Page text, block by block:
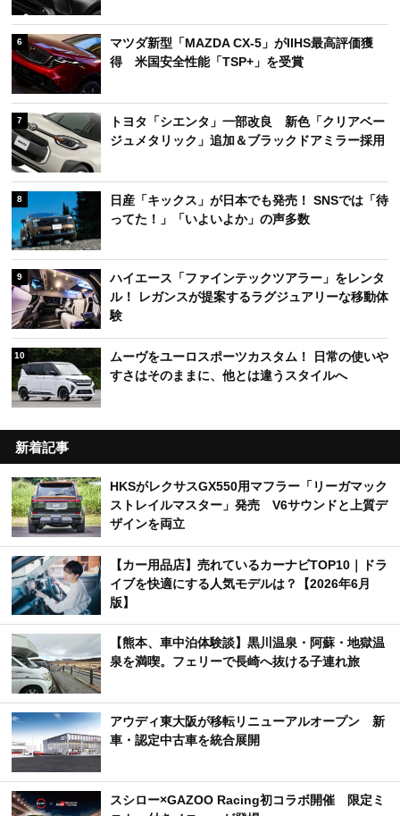
6
マツダ新型「MAZDA CX-5」がIIHS最高評価獲
得 米国安全性能「TSP+」を受賞
7
トヨタ「シエンタ」一部改良 新色「クリアベー
ジュメタリック」追加＆ブラックドアミラー採用
8
日産「キックス」が日本でも発売！ SNSでは「待
ってた！」「いよいよか」の声多数
9
ハイエース「ファインテックツアラー」をレンタ
ル！ レガンスが提案するラグジュアリーな移動体
験
10
ムーヴをユーロスポーツカスタム！ 日常の使いや
すさはそのままに、他とは違うスタイルへ
新着記事
HKSがレクサスGX550用マフラー「リーガマック
ストレイルマスター」発売 V6サウンドと上質デ
ザインを両立
【カー用品店】売れているカーナビTOP10｜ドラ
イブを快適にする人気モデルは？【2026年6月
版】
【熊本、車中泊体験談】黒川温泉・阿蘇・地獄温
泉を満喫。フェリーで長崎へ抜ける子連れ旅
アウディ東大阪が移転リニューアルオープン 新
車・認定中古車を統合展開
スシロー×GAZOO Racing初コラボ開催 限定ミ